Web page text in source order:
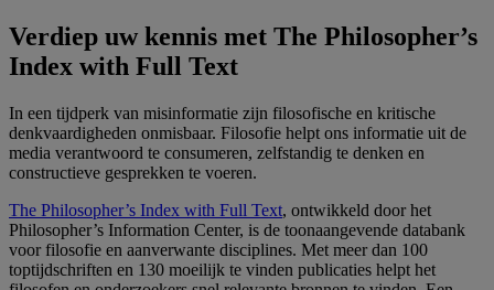
Verdiep uw kennis met The Philosopher’s
Index with Full Text
In een tijdperk van misinformatie zijn filosofische en kritische
denkvaardigheden onmisbaar. Filosofie helpt ons informatie uit de
media verantwoord te consumeren, zelfstandig te denken en
constructieve gesprekken te voeren.
The Philosopher’s Index with Full Text, ontwikkeld door het
Philosopher’s Information Center, is de toonaangevende databank
voor filosofie en aanverwante disciplines. Met meer dan 100
toptijdschriften en 130 moeilijk te vinden publicaties helpt het